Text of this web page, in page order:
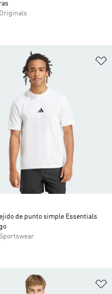
de deseos
de punto simple Essentials
de deseos